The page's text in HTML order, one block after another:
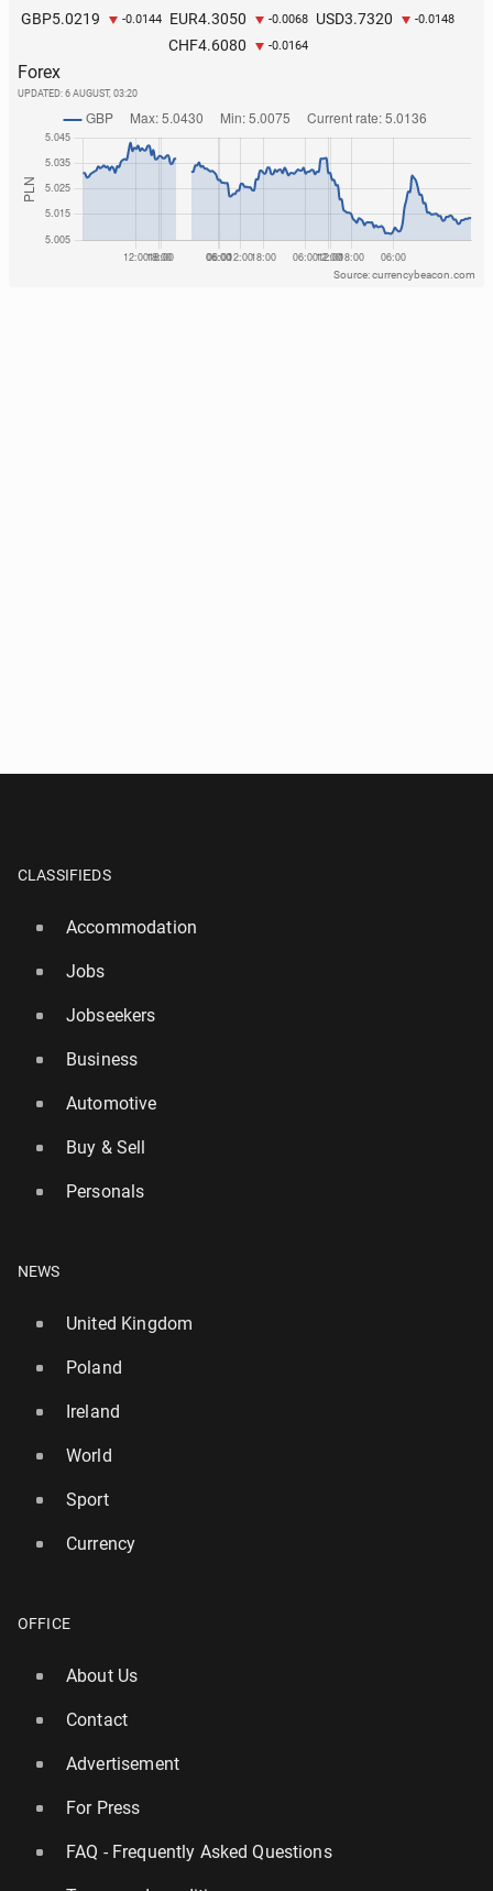
GBP5.0219 -0.0144 EUR4.3050 -0.0068 USD3.7320 -0.0148
CHF4.6080 -0.0164
Forex
UPDATED: 6 AUGUST, 03:20
Source: currencybeacon.com
CLASSIFIEDS
Accommodation
Jobs
Jobseekers
Business
Automotive
Buy & Sell
Personals
NEWS
United Kingdom
Poland
Ireland
World
Sport
Currency
OFFICE
About Us
Contact
Advertisement
For Press
FAQ - Frequently Asked Questions